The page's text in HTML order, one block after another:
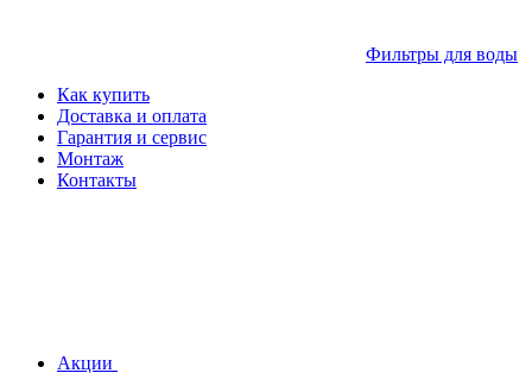
Фильтры для воды
Как купить
Доставка и оплата
Гарантия и сервис
Монтаж
Контакты
Акции